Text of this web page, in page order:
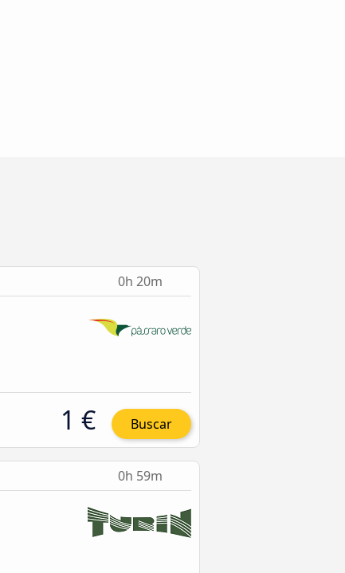
0h 20m
1 € Buscar
0h 59m